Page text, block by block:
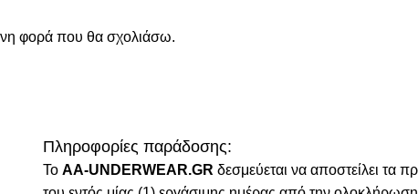
φορά που θα σχολιάσω.
Πληροφορίες παράδοσης:
To AA-UNDERWEAR.GR δεσμεύεται να αποστείλει τα